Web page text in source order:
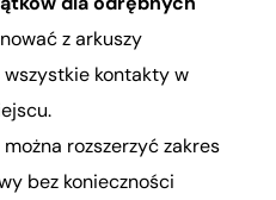
z arkuszy
kontakty w
rozszerzyć zakres
bez konieczności